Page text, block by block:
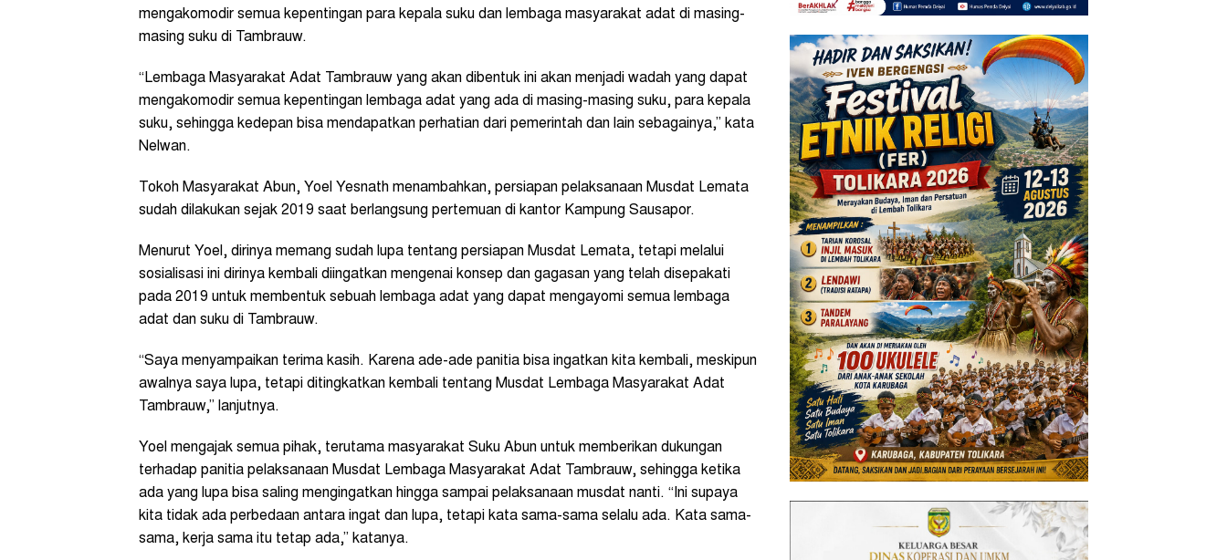
mengakomodir semua kepentingan para kepala suku dan lembaga masyarakat adat di masing-
masing suku di Tambrauw.
“Lembaga Masyarakat Adat Tambrauw yang akan dibentuk ini akan menjadi wadah yang dapat
mengakomodir semua kepentingan lembaga adat yang ada di masing-masing suku, para kepala
suku, sehingga kedepan bisa mendapatkan perhatian dari pemerintah dan lain sebagainya,” kata
Nelwan.
Tokoh Masyarakat Abun, Yoel Yesnath menambahkan, persiapan pelaksanaan Musdat Lemata
sudah dilakukan sejak 2019 saat berlangsung pertemuan di kantor Kampung Sausapor.
Menurut Yoel, dirinya memang sudah lupa tentang persiapan Musdat Lemata, tetapi melalui
sosialisasi ini dirinya kembali diingatkan mengenai konsep dan gagasan yang telah disepakati
pada 2019 untuk membentuk sebuah lembaga adat yang dapat mengayomi semua lembaga
adat dan suku di Tambrauw.
“Saya menyampaikan terima kasih. Karena ade-ade panitia bisa ingatkan kita kembali, meskipun
awalnya saya lupa, tetapi ditingkatkan kembali tentang Musdat Lembaga Masyarakat Adat
Tambrauw,” lanjutnya.
Yoel mengajak semua pihak, terutama masyarakat Suku Abun untuk memberikan dukungan
terhadap panitia pelaksanaan Musdat Lembaga Masyarakat Adat Tambrauw, sehingga ketika
ada yang lupa bisa saling mengingatkan hingga sampai pelaksanaan musdat nanti. “Ini supaya
kita tidak ada perbedaan antara ingat dan lupa, tetapi kata sama-sama selalu ada. Kata sama-
sama, kerja sama itu tetap ada,” katanya.